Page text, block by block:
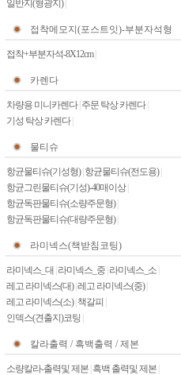
일반지(형광지)|
접착메모지(포스트잇)-부분자석형
접착+부분자석-8X12cm|
카렌다
차량용 미니카렌다| 주문 탁상 카렌다|
기성 탁상 카렌다|
물티슈
항균물티슈(기성형)| 항균물티슈(전도용)|
항균그린물티슈(기성)-40매이상|
항균독판물티슈(소량주문형)|
항균독판물티슈(대량주문형)|
라미넥스(책받침코팅)
라미넥스_대 라미넥스_중 라미넥스_소
레고 라미넥스(대)| 레고 라미넥스(중)|
레고 라미넥스(소)| 책갈피
인덱스(견출지)코팅
칼라출력 / 흑백출력 / 제본
소량칼라-출력및 제본 흑백 출력및 제본